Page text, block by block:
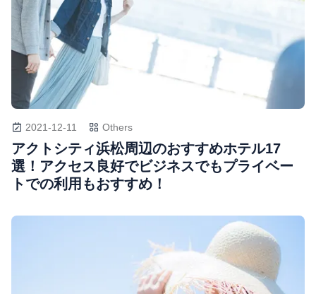
2021-12-11 Others
アクトシティ浜松周辺のおすすめホテル17
選！アクセス良好でビジネスでもプライベー
トでの利用もおすすめ！